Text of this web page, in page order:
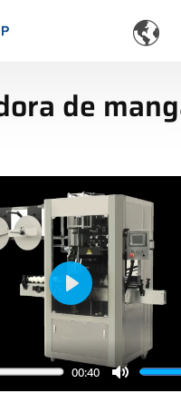

de
00:40
Mute
Play